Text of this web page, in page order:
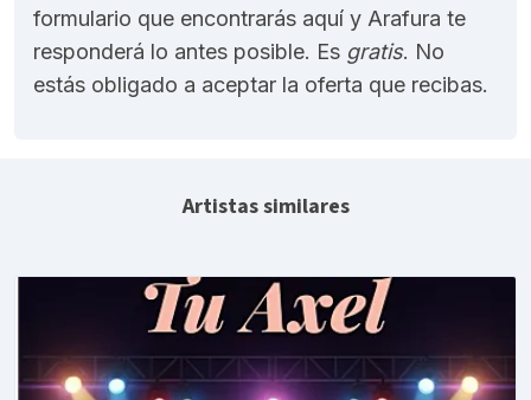
formulario que encontrarás aquí y Arafura te
responderá lo antes posible. Es gratis. No
estás obligado a aceptar la oferta que recibas.
Artistas similares